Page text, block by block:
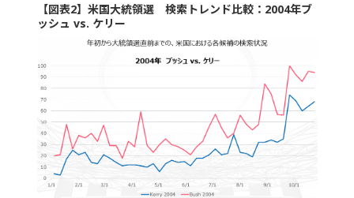
【図表2】米国大統領選 検索トレンド比較：2004年ブ
ッシュ vs. ケリー